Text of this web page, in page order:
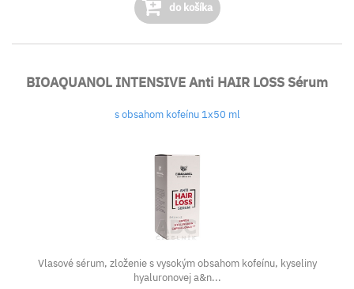
do košíka
BIOAQUANOL INTENSIVE Anti HAIR LOSS Sérum
s obsahom kofeínu 1x50 ml
Vlasové sérum, zloženie s vysokým obsahom kofeínu, kyseliny
hyaluronovej a&n...